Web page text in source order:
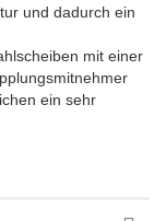
und dadurch ein
mit einer
ein sehr